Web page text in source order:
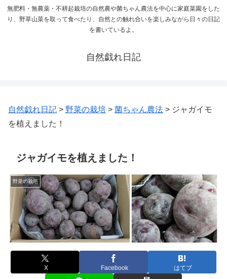
無肥料・無農薬・不耕起栽培の自然農や菌ちゃん農法を中心に家庭菜園をした
り、野草山菜を取って食べたり、自然との触れ合いを楽しみながら日々の日記
を書いているよ。
自然戯れ日記
自然戯れ日記 > 野菜の栽培 > 菌ちゃん農法 > ジャガイモ
を植えました！
ジャガイモを植えました！
野菜の栽培
X Facebook はてブ